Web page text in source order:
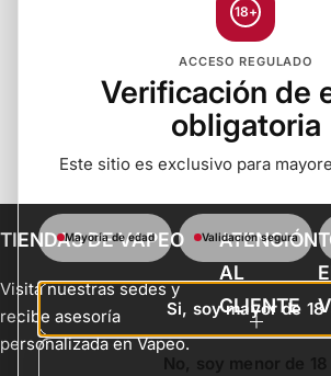
18+
ACCESO REGULADO
Verificación de
obligatoria
Este sitio es exclusivo para
Mayoría de edad Validación segura
Si, soy mayor de 18
No, soy menor de 18
TIENDAS DE VAPEO
Visita nuestras sedes y
recibe asesoría
personalizada en Vapeo.
ATENCIÓN
AL
CLIENTE